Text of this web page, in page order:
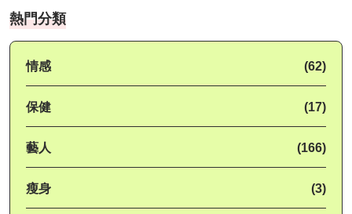
熱門分類
情感 (62)
保健 (17)
藝人 (166)
瘦身 (3)